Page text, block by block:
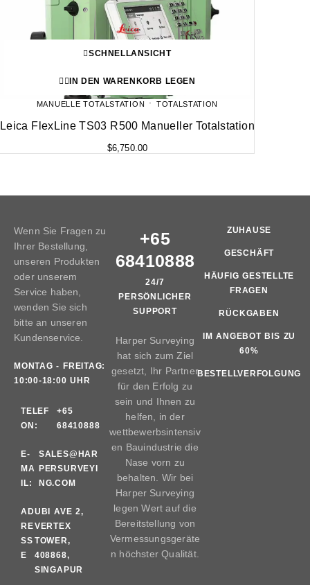
SCHNELLANSICHT
IN DEN WARENKORB LEGEN
MANUELLE TOTALSTATION TOTALSTATION
Leica FlexLine TS03 R500 Manueller Totalstation
$6,750.00
Wenn Sie Fragen zu
Ihrer Bestellung,
unseren Produkten
oder unserem
Service haben,
wenden Sie sich
bitte an unseren
Kundenservice.
MONTAG - FREITAG:
10:00-18:00 UHR
TELEF
ON:
+65
68410888
E-
MA
IL:
SALES@HAR
PERSURVEYI
NG.COM
AD
RE
SS
E
UBI AVE 2,
VERTEX
TOWER,
408868,
SINGAPUR
+65
68410888
24/7
PERSÖNLICHER
SUPPORT
Harper Surveying
hat sich zum Ziel
gesetzt, Ihr Partner
für den Erfolg zu
sein und Ihnen zu
helfen, in der
wettbewerbsintensiv
en Bauindustrie die
Nase vorn zu
behalten. Wir bei
Harper Surveying
legen Wert auf die
Bereitstellung von
Vermessungsgeräte
n höchster Qualität.
ZUHAUSE
GESCHÄFT
HÄUFIG GESTELLTE
FRAGEN
RÜCKGABEN
IM ANGEBOT BIS ZU
60%
BESTELLVERFOLGUNG